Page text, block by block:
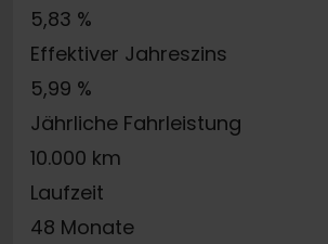
5,83 %
Effektiver Jahreszins
5,99 %
Jährliche Fahrleistung
10.000 km
Laufzeit
48 Monate